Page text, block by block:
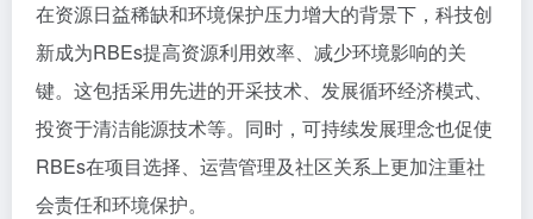
在资源日益稀缺和环境保护压力增大的背景下，科技创
新成为RBEs提高资源利用效率、减少环境影响的关
键。这包括采用先进的开采技术、发展循环经济模式、
投资于清洁能源技术等。同时，可持续发展理念也促使
RBEs在项目选择、运营管理及社区关系上更加注重社
会责任和环境保护。